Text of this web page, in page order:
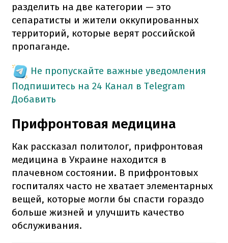
разделить на две категории — это
сепаратисты и жители оккупированных
территорий, которые верят российской
пропаганде.
Не пропускайте важные уведомления
Подпишитесь на 24 Канал в Telegram
Добавить
Прифронтовая медицина
Как рассказал политолог, прифронтовая
медицина в Украине находится в
плачевном состоянии. В прифронтовых
госпиталях часто не хватает элементарных
вещей, которые могли бы спасти гораздо
больше жизней и улучшить качество
обслуживания.